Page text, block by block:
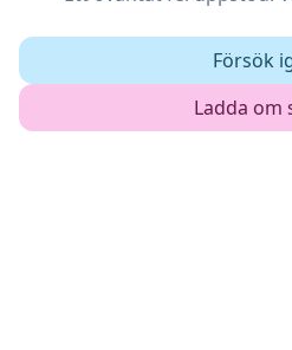
Försök
Ladda om